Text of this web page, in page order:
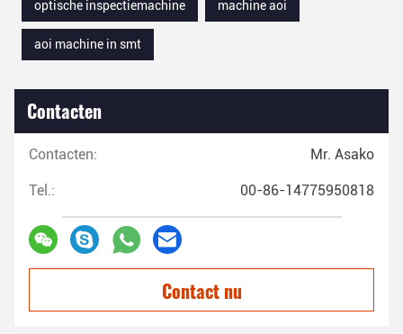
optische inspectiemachine
machine aoi
aoi machine in smt
Contacten
Contacten: Mr. Asako
Tel.: 00-86-14775950818
Contact nu